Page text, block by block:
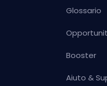
Glossario
Booster
Aiuto &